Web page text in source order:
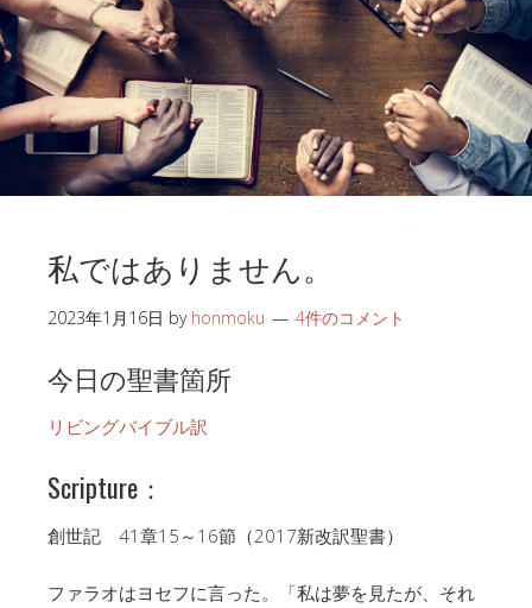
私ではありません。
2023年1月16日 by honmoku 4件のコメント
今日の聖書箇所
リビングバイブル訳
Scripture：
創世記 41章15～16節（2017新改訳聖書）
ファラオはヨセフに言った。「私は夢を見たが、それ